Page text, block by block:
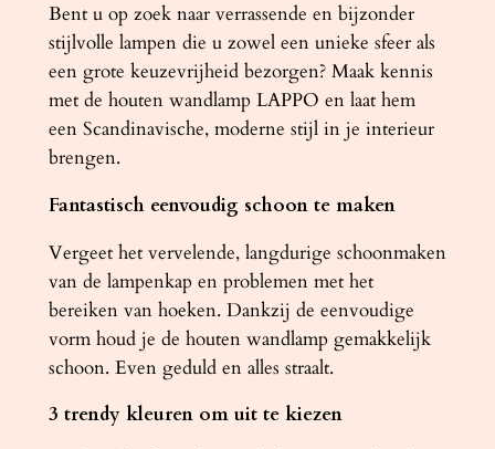
w
e
n
g
é
a
n
t
a
l
Bent u op zoek naar verrassende en bijzonder
stijlvolle lampen die u zowel een unieke sfeer als
een grote keuzevrijheid bezorgen? Maak kennis
met de houten wandlamp LAPPO en laat hem
een ​​Scandinavische, moderne stijl in je interieur
brengen.
Fantastisch eenvoudig schoon te maken
Vergeet het vervelende, langdurige schoonmaken
van de lampenkap en problemen met het
bereiken van hoeken. Dankzij de eenvoudige
vorm houd je de houten wandlamp gemakkelijk
schoon. Even geduld en alles straalt.
3 trendy kleuren om uit te kiezen